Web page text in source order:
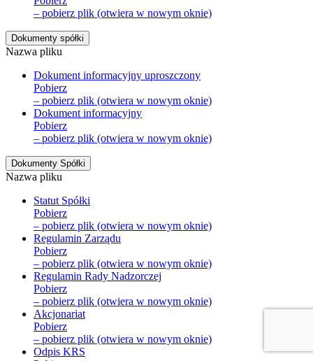
– pobierz plik (otwiera w nowym oknie)
Dokumenty spółki
Nazwa pliku
Dokument informacyjny uproszczony
Pobierz
– pobierz plik (otwiera w nowym oknie)
Dokument informacyjny
Pobierz
– pobierz plik (otwiera w nowym oknie)
Dokumenty Spółki
Nazwa pliku
Statut Spółki
Pobierz
– pobierz plik (otwiera w nowym oknie)
Regulamin Zarządu
Pobierz
– pobierz plik (otwiera w nowym oknie)
Regulamin Rady Nadzorczej
Pobierz
– pobierz plik (otwiera w nowym oknie)
Akcjonariat
Pobierz
– pobierz plik (otwiera w nowym oknie)
Odpis KRS